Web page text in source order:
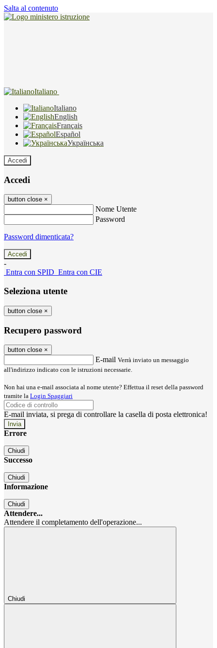
Salta al contenuto
Italiano
Italiano
English
Français
Español
Українська
Accedi
Accedi
button close ×
Nome Utente
Password
Password dimenticata?
-
Entra con SPID Entra con CIE
Seleziona utente
button close ×
Recupero password
button close ×
E-mail Verrà inviato un messaggio
all'indirizzo indicato con le istruzioni necessarie.
Non hai una e-mail associata al nome utente? Effettua il reset della password
tramite la Login Spaggiari
E-mail inviata, si prega di controllare la casella di posta elettronica!
Errore
Chiudi
Successo
Chiudi
Informazione
Chiudi
Attendere...
Attendere il completamento dell'operazione...
Chiudi